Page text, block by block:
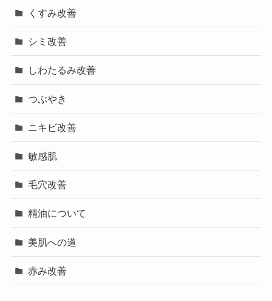
くすみ改善
シミ改善
しわたるみ改善
つぶやき
ニキビ改善
敏感肌
毛穴改善
精油について
美肌への道
赤み改善